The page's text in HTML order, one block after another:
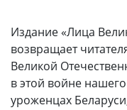
Издание «Лица
возвращает
Великой
в этой войне
уроженцах